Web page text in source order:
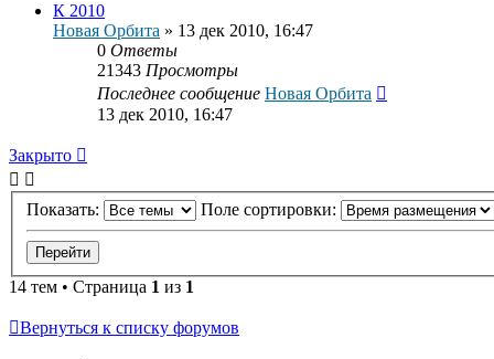
К 2010
Новая Орбита » 13 дек 2010, 16:47
0 Ответы
21343 Просмотры
Последнее сообщение Новая Орбита
13 дек 2010, 16:47
Закрыто
Показать: Поле сортировки:
14 тем • Страница 1 из 1
Вернуться к списку форумов